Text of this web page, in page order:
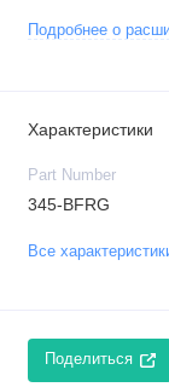
Подробнее о
Характеристики
Part Number
345-BFRG
Все
Поделиться